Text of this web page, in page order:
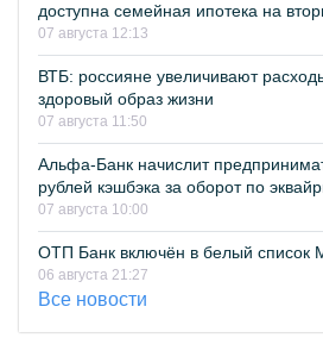
доступна семейная ипотека на
07 августа 12:13
ВТБ: россияне увеличивают
здоровый образ жизни
07 августа 11:50
Альфа-Банк начислит
рублей кэшбэка за оборот по
07 августа 10:00
ОТП Банк включён в белый
06 августа 21:27
Все новости